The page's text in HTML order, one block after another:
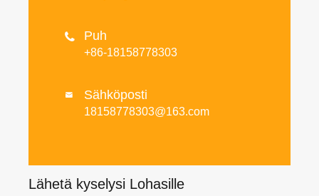
 Puh
+86-18158778303
 Sähköposti
18158778303@163.com
Lähetä kyselysi Lohasille